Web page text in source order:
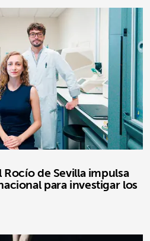
de Sevilla impulsa
para investigar los